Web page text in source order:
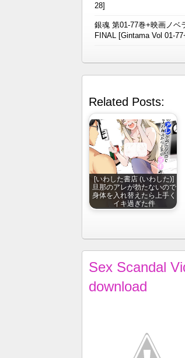
28]
銀魂 第01-77巻+映画ノベ
FINAL [Gintama Vol 01-
Related Posts:
[いわした書店 (いわした)]
旦那のアレが勃たないので
身体を入れ替えたら上手く
イキ過ぎた件
Sex Scandal
download